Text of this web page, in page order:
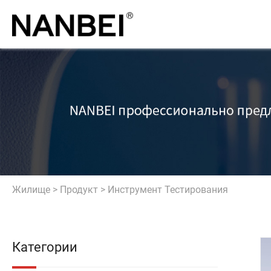
Жилище > Продукт > Инструмент Тестирования
Категории